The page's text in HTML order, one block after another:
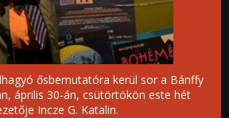
ősbemutatóra kerül sor a Bánffy
április 30-án, csütörtökön este hét
Incze G. Katalin.